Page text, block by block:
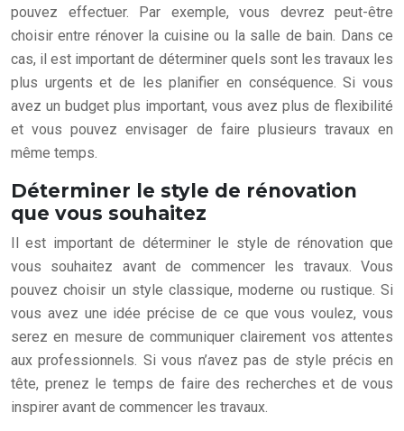
pouvez effectuer. Par exemple, vous devrez peut-être
choisir entre rénover la cuisine ou la salle de bain. Dans ce
cas, il est important de déterminer quels sont les travaux les
plus urgents et de les planifier en conséquence. Si vous
avez un budget plus important, vous avez plus de flexibilité
et vous pouvez envisager de faire plusieurs travaux en
même temps.
Déterminer le style de rénovation
que vous souhaitez
Il est important de déterminer le style de rénovation que
vous souhaitez avant de commencer les travaux. Vous
pouvez choisir un style classique, moderne ou rustique. Si
vous avez une idée précise de ce que vous voulez, vous
serez en mesure de communiquer clairement vos attentes
aux professionnels. Si vous n’avez pas de style précis en
tête, prenez le temps de faire des recherches et de vous
inspirer avant de commencer les travaux.